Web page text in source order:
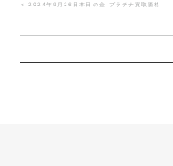
< 2024年9月26日本日の金･プラチナ買取価格